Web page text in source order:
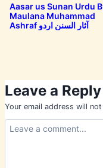
Aasar us Sunan Urdu
Maulana Muhammad
Ashraf آثار السنن اردو
Leave a Reply
Your email address will